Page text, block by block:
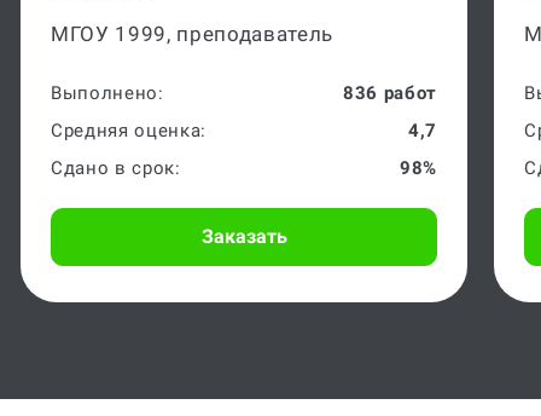
МГОУ 1999, преподаватель
Выполнено:
836 работ
Средняя оценка:
4,7
Сдано в срок:
98%
Заказать